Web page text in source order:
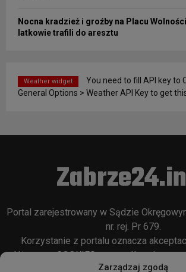
Zarządzaj zgodą
Nocna kradzież i groźby na Placu
latkowie trafili do aresztu
Weather widget
You need to fill API key to
General Options > Weather API Key to get
Portal zarejestrowany w Sądzie
nr. rej. Pr 679.
Korzystanie z portalu oznacza
Używamy COOKIES w sposób opisany w
Cookie